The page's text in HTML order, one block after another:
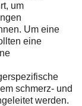
um
Um eine
eine
schmerz- und
werden.